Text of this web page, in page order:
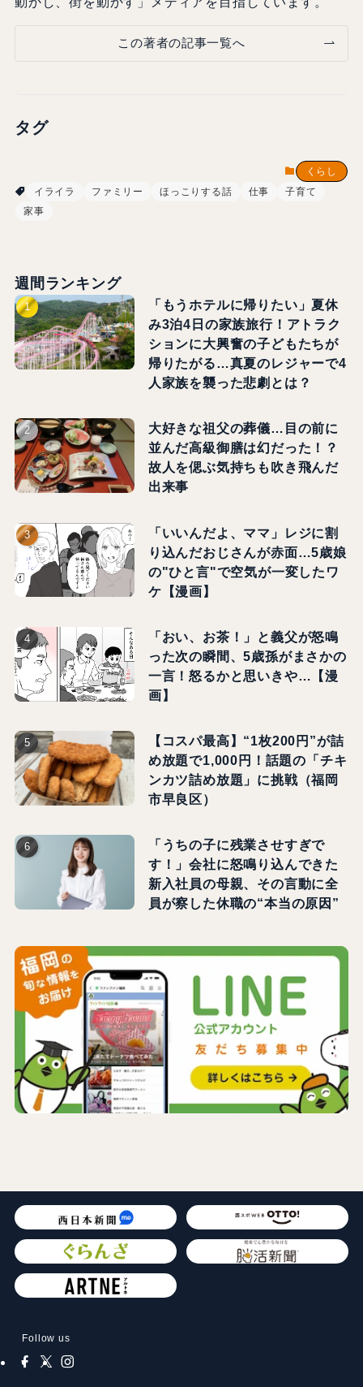
この著者の記事一覧へ
タグ
くらし
イライラ
ファミリー ほっこりする話 仕事
子育て
家事
週間ランキング
「もうホテルに帰りたい」夏休
み3泊4日の家族旅行！アトラク
ションに大興奮の子どもたちが
帰りたがる…真夏のレジャーで4
人家族を襲った悲劇とは？
大好きな祖父の葬儀…目の前に
並んだ高級御膳は幻だった！？
故人を偲ぶ気持ちも吹き飛んだ
出来事
「いいんだよ、ママ」レジに割
り込んだおじさんが赤面…5歳娘
の"ひと言"で空気が一変したワ
ケ【漫画】
「おい、お茶！」と義父が怒鳴
った次の瞬間、5歳孫がまさかの
一言！怒るかと思いきや…【漫
画】
【コスパ最高】“1枚200円”が詰
め放題で1,000円！話題の「チキ
ンカツ詰め放題」に挑戦（福岡
市早良区）
「うちの子に残業させすぎで
す！」会社に怒鳴り込んできた
新入社員の母親、その言動に全
員が察した休職の“本当の原因”
Follow us